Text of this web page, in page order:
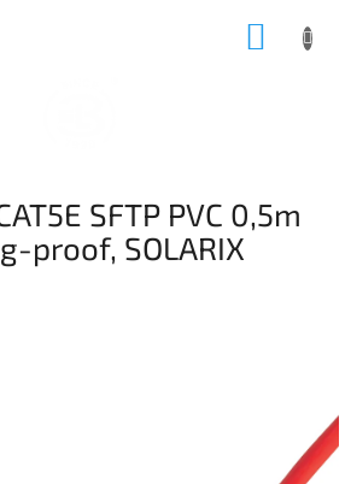
SFTP PVC 0,5m
proof, SOLARIX